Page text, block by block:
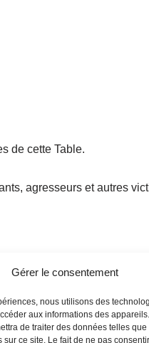
Gérer le consentement
nous utilisons des
aux informations des
de traiter des données telles
ce site. Le fait de ne pas
de cette Table.
agresseurs et autres